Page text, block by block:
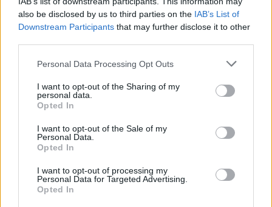
also be disclosed by us to third parties on the IAB’s List of
Downstream Participants that may further disclose it to other
Please note that this website/app uses one or more Google
not limited to your visit or usage behaviour. You may click to
grant or deny consent to Google and its third-party tags to
use your data for below specified purposes in below Google
consent section.
Personal Data Processing Opt Outs
I want to opt-out of the Sharing of my
personal data.
Opted In
I want to opt-out of the Sale of my
Personal Data.
Opted In
I want to opt-out of processing my
Personal Data for Targeted Advertising.
Opted In
Inviaci le tue segnalazioni,
345 356 7512
Ricevi le nostre ultime news
daGoogle News